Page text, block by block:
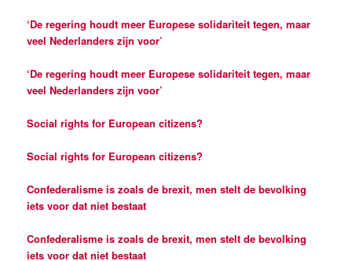
‘De regering houdt meer Europese solidariteit tegen, maar
veel Nederlanders zijn voor’
‘De regering houdt meer Europese solidariteit tegen, maar
veel Nederlanders zijn voor’
Social rights for European citizens?
Social rights for European citizens?
Confederalisme is zoals de brexit, men stelt de bevolking
iets voor dat niet bestaat
Confederalisme is zoals de brexit, men stelt de bevolking
iets voor dat niet bestaat